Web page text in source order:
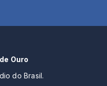
Ouro
do Brasil.